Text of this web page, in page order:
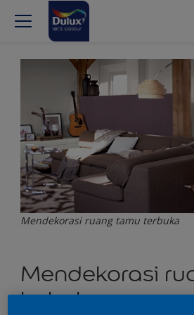
Mendekorasi ruang tamu terbuka
Mendekorasi
terbuka